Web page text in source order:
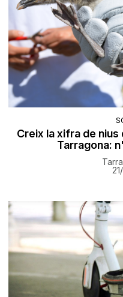
Creix la xifra de
Tarragona: